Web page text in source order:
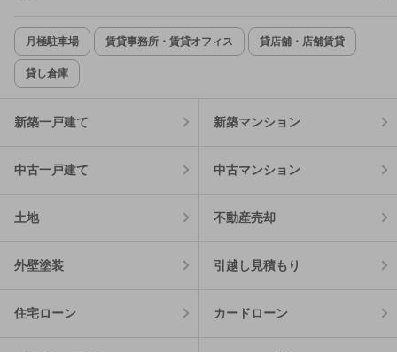
月極駐車場 賃貸事務所・賃貸オフィス 貸店舗・店舗賃貸
貸し倉庫
新築一戸建て 新築マンション
中古一戸建て 中古マンション
土地 不動産売却
外壁塗装 引越し見積もり
住宅ローン カードローン